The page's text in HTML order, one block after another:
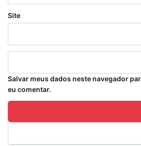
Site
Salvar meus dados neste navegador
eu comentar.